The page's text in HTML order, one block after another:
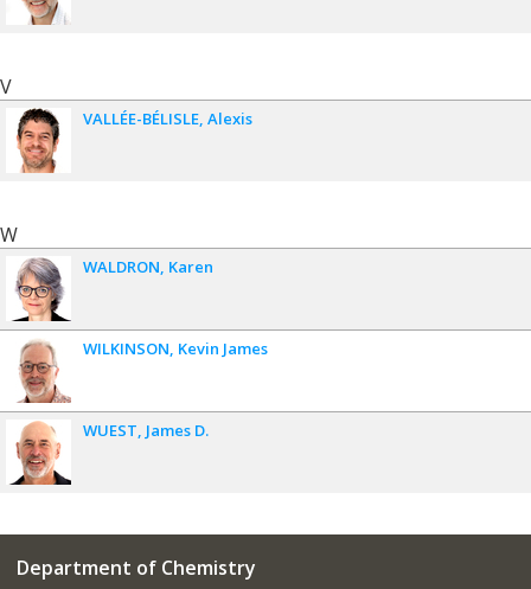
V
VALLÉE-BÉLISLE Alexis
W
WALDRON Karen
WILKINSON Kevin James
WUEST James D.
Department of Chemistry